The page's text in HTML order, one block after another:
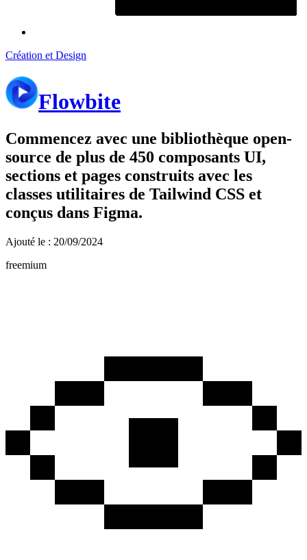
Création et Design
Flowbite
Commencez avec une bibliothèque open-
source de plus de 450 composants UI,
sections et pages construits avec les
classes utilitaires de Tailwind CSS et
conçus dans Figma.
Ajouté le : 20/09/2024
freemium